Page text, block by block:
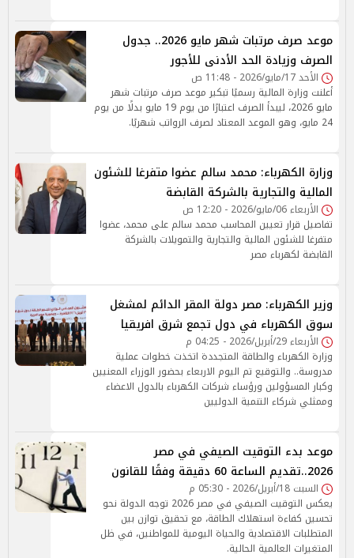
موعد صرف مرتبات شهر مايو 2026.. جدول
الصرف وزيادة الحد الأدنى للأجور
الأحد 17/مايو/2026 - 11:48 ص
أعلنت وزارة المالية رسميًا تبكير موعد صرف مرتبات شهر
مايو 2026، ليبدأ الصرف اعتبارًا من يوم 19 مايو بدلًا من يوم
24 مايو، وهو الموعد المعتاد لصرف الرواتب شهريًا.
وزارة الكهرباء: محمد سالم عضوا متفرغا للشئون
المالية والتجارية بالشركة القابضة
الأربعاء 06/مايو/2026 - 12:20 ص
تفاصيل قرار تعيين المحاسب محمد سالم على محمد، عضوا
متفرغا للشئون المالية والتجارية والتمويلات بالشركة
القابضة لكهرباء مصر
وزير الكهرباء: مصر دولة المقر الدائم لمشغل
سوق الكهرباء في دول تجمع شرق افريقيا
الأربعاء 29/أبريل/2026 - 04:25 م
وزارة الكهرباء والطاقة المتجددة اتخذت خطوات عملية
مدروسة.. والتوقيع تم اليوم الاربعاء بحضور الوزراء المعنيين
وكبار المسؤولين ورؤساء شركات الكهرباء بالدول الاعضاء
وممثلي شركاء التنمية الدوليين
موعد بدء التوقيت الصيفي في مصر
2026..تقديم الساعة 60 دقيقة وفقًا للقانون
السبت 18/أبريل/2026 - 05:30 م
يعكس التوقيت الصيفي في مصر 2026 توجه الدولة نحو
تحسين كفاءة استهلاك الطاقة، مع تحقيق توازن بين
المتطلبات الاقتصادية والحياة اليومية للمواطنين، في ظل
المتغيرات العالمية الحالية.